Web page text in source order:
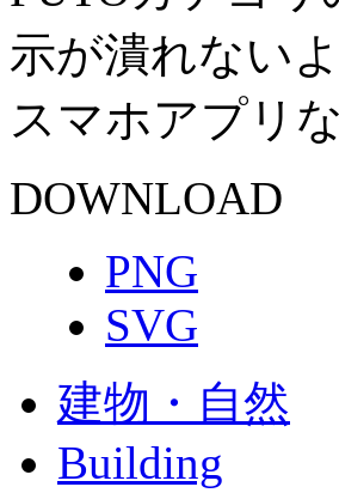
示が潰れない
スマホアプリ
DOWNLOAD
PNG
SVG
建物・自然
Building